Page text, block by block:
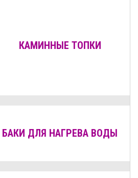
КАМИННЫЕ ТОПКИ
БАКИ ДЛЯ НАГРЕВА ВОДЫ